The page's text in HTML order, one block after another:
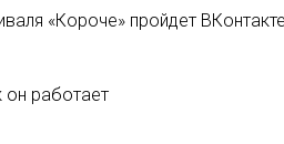
«Короче» пройдет ВКонтакте
он работает